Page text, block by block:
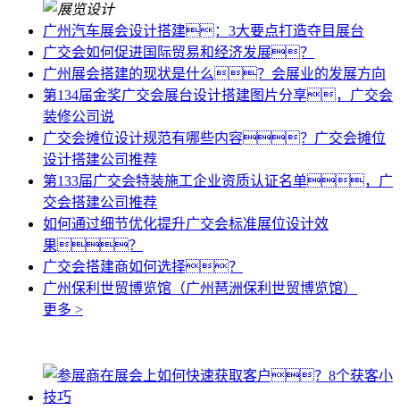
广州汽车展会设计搭建：3大要点打造夺目展台
广交会如何促进国际贸易和经济发展？
广州展会搭建的现状是什么？会展业的发展方向
第134届金奖广交会展台设计搭建图片分享，广交会
装修公司说
广交会摊位设计规范有哪些内容？广交会摊位
设计搭建公司推荐
第133届广交会特装施工企业资质认证名单，广
交会搭建公司推荐
如何通过细节优化提升广交会标准展位设计效
果？
广交会搭建商如何选择？
广州保利世贸博览馆（广州琶洲保利世贸博览馆）
更多 >